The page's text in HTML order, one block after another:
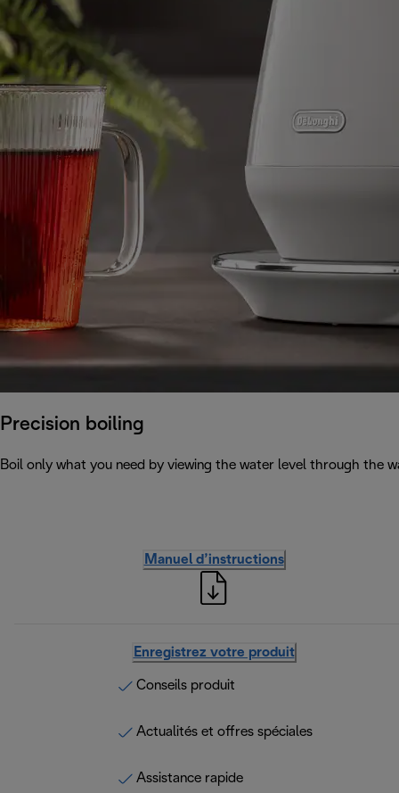
Precision boiling
Boil only what you need by viewing the water level through the
Manuel d’instructions
Enregistrez votre produit
Conseils produit
Actualités et offres spéciales
Assistance rapide